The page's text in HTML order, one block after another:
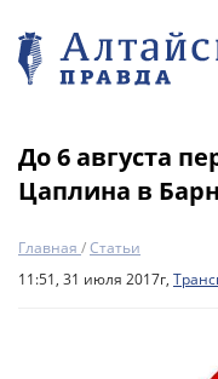
До 6 августа
Цаплина в
Главная /Статьи
11:51, 31 июля 2017г,